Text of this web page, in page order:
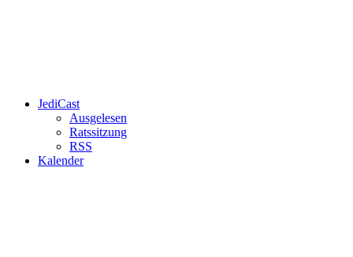
JediCast
Ausgelesen
Ratssitzung
RSS
Kalender